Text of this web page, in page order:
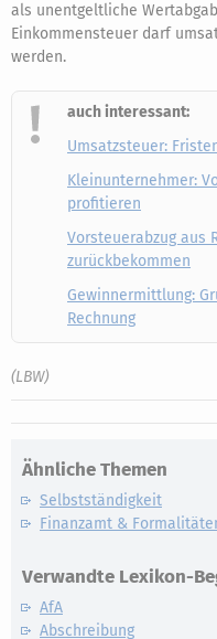
als unentgeltliche
Einkommensteuer darf
werden.
auch interessant:
Umsatzsteuer:
Kleinunternehmer:
profitieren
Vorsteuerabzug aus
zurückbekommen
Gewinnermittlung:
Rechnung
(LBW)
Ähnliche Themen
Selbstständigkeit
Finanzamt &
Verwandte Lexikon-
AfA
Abschreibung